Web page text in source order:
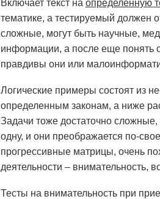
Включает текст на определенную
тематике, а тестируемый должен
сложные, могут быть научные,
информации, а после еще понять
правдивы они или
Логические примеры состоят из
определенным законам, а ниже
Задачи тоже достаточно сложные,
одну, и они преображается по-
прогрессивные матрицы, очень
деятельности – внимательность,
Тесты на внимательность при